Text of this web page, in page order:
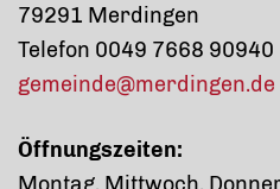
79291 Merdingen
Telefon 0049 7668 90940
gemeinde@merdingen.de
Öffnungszeiten: